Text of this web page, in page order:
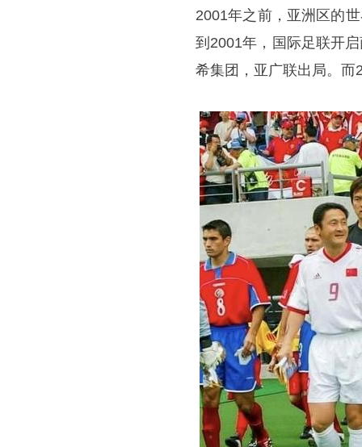
2001年之前，亚洲区的
到2001年，国际足联开
希集团，亚广联出局。而